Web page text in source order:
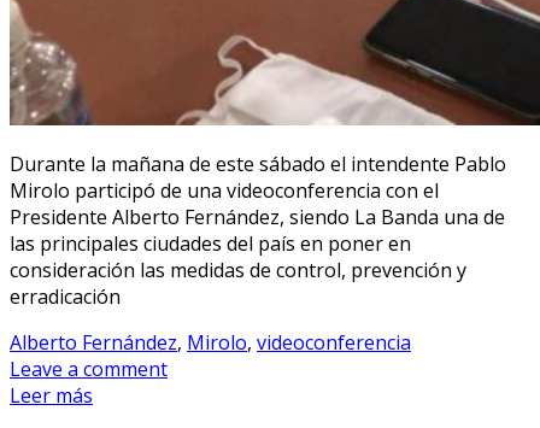
Durante la mañana de este sábado el intendente Pablo
Mirolo participó de una videoconferencia con el
Presidente Alberto Fernández, siendo La Banda una de
las principales ciudades del país en poner en
consideración las medidas de control, prevención y
erradicación
Alberto Fernández, Mirolo, videoconferencia
Leave a comment
Leer más